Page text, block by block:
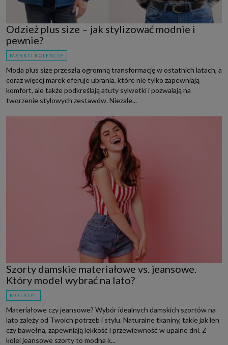
Odzież plus size – jak stylizować modnie i
pewnie?
MARKI I KOLEKCJE
Moda plus size przeszła ogromną transformację w ostatnich latach, a
coraz więcej marek oferuje ubrania, które nie tylko zapewniają
komfort, ale także podkreślają atuty sylwetki i pozwalają na
tworzenie stylowych zestawów. Niezale...
Szorty damskie materiałowe vs. jeansowe.
Który model wybrać na lato?
MÓJ STYL
Materiałowe czy jeansowe? Wybór idealnych damskich szortów na
lato zależy od Twoich potrzeb i stylu. Naturalne tkaniny, takie jak len
czy bawełna, zapewniają lekkość i przewiewność w upalne dni. Z
kolei jeansowe szorty to modna k...